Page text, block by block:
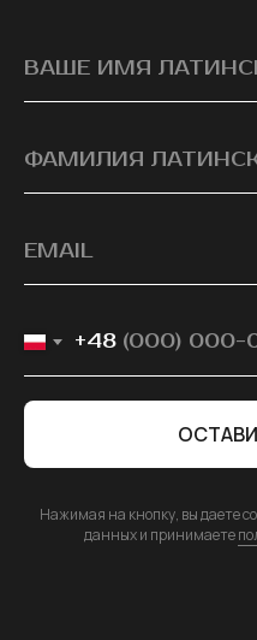
+48
Нажимая на кнопку, вы даете
данных и принимаете